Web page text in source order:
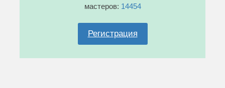
мастеров: 14454
Регистрация